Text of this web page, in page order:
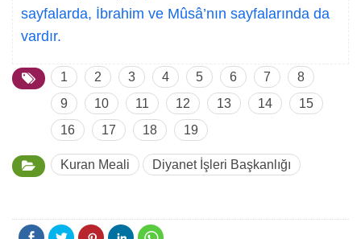
sayfalarda, İbrahim ve Mûsâ’nın sayfalarında da
vardır.
1 2 3 4 5 6 7
8
9
10 11 12 13 14
15
16
17 18 19
Kuran Meali Diyanet İşleri Başkanlığı